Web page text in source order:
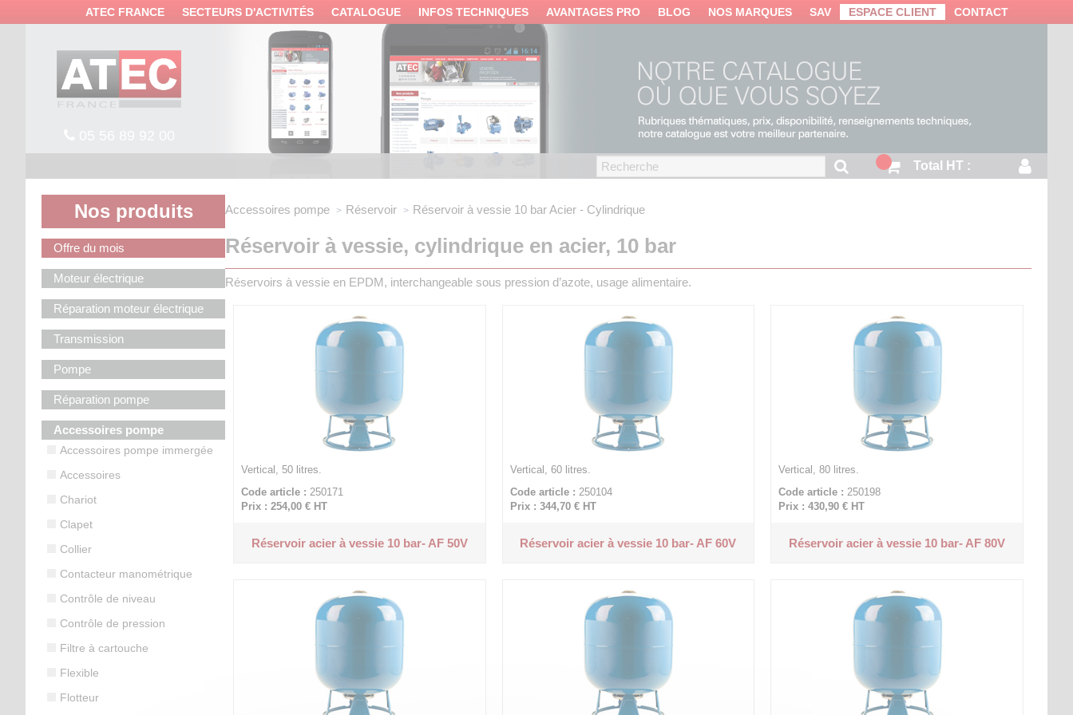
ATEC FRANCE SECTEURS D'ACTIVITÉS CATALOGUE INFOS TECHNIQUES AVANTAGES PRO BLOG NOS MARQUES SAV ESPACE CLIENT CONTACT
Total HT :
Nos produits
Offre du mois
Moteur électrique
Réparation moteur électrique
Transmission
Pompe
Réparation pompe
Accessoires pompe
Accessoires pompe immergée
Accessoires
Chariot
Clapet
Collier
Contacteur manométrique
Contrôle de niveau
Contrôle de pression
Filtre à cartouche
Flexible
Flotteur
Accessoires pompe Réservoir Réservoir à vessie 10 barAcier - Cylindrique
Réservoir à vessie, cylindrique en acier, 10 bar
Réservoirs à vessie en EPDM, interchangeable sous pression d’azote, usage alimentaire.
Vertical, 50 litres.
Code article : 250171
Prix : 254,00 € HT
Réservoir acier à vessie 10 bar- AF 50V
Vertical, 60 litres.
Code article : 250104
Prix : 344,70 €HT
Réservoir acier à vessie 10 bar- AF 60V
Vertical, 80 litres.
Code article : 250198
Prix : 430,90 € HT
Réservoir acier à vessie 10 bar- AF 80V
Panneau de gestion des cookies